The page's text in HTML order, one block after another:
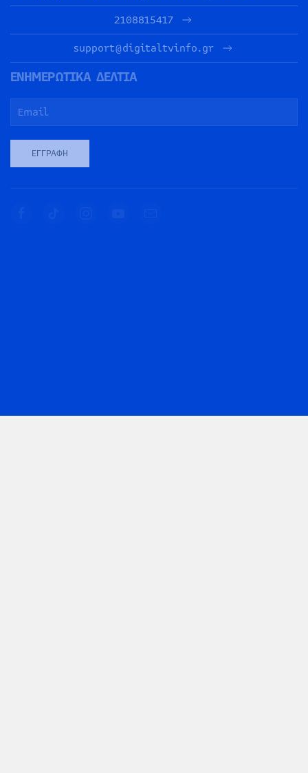
2108815417
support@digitaltvinfo.gr
ΕΝΗΜΕΡΩΤΙΚΑ ΔΕΛΤΙΑ
ΕΓΓΡΑΦΉ